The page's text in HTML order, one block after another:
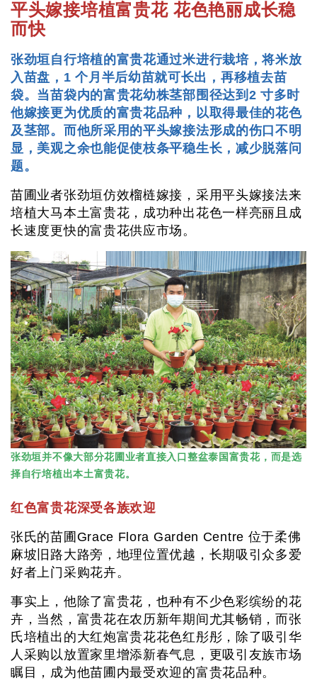
平头嫁接培植富贵花 花色艳丽成长稳
而快
张劲垣自行培植的富贵花通过米进行栽培，将米放
入苗盘，1 个月半后幼苗就可长出，再移植去苗
袋。当苗袋内的富贵花幼株茎部围径达到2 寸多时
他嫁接更为优质的富贵花品种，以取得最佳的花色
及茎部。而他所采用的平头嫁接法形成的伤口不明
显，美观之余也能促使枝条平稳生长，减少脱落问
题。
苗圃业者张劲垣仿效榴梿嫁接，采用平头嫁接法来
培植大马本土富贵花，成功种出花色一样亮丽且成
长速度更快的富贵花供应市场。
张劲垣并不像大部分花圃业者直接入口整盆泰国富贵花，而是选
择自行培植出本土富贵花。
红色富贵花深受各族欢迎
张氏的苗圃Grace Flora Garden Centre 位于柔佛
麻坡旧路大路旁，地理位置优越，长期吸引众多爱
好者上门采购花卉。
事实上，他除了富贵花，也种有不少色彩缤纷的花
卉，当然，富贵花在农历新年期间尤其畅销，而张
氏培植出的大红炮富贵花花色红彤彤，除了吸引华
人采购以放置家里增添新春气息，更吸引友族市场
瞩目，成为他苗圃内最受欢迎的富贵花品种。